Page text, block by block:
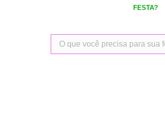
FESTA?
Pesquisar
produtos